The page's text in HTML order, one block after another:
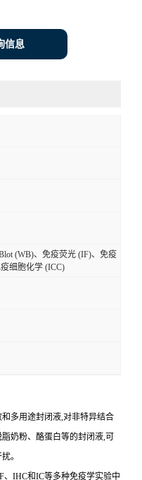
信息
(WB)、免疫荧光 (IF)、免疫
细胞化学 (ICC)
多用途封闭液,对非特异结合
奶粉、酪蛋白等的封闭液,可
。
、IHC和IC等多种免疫学实验中